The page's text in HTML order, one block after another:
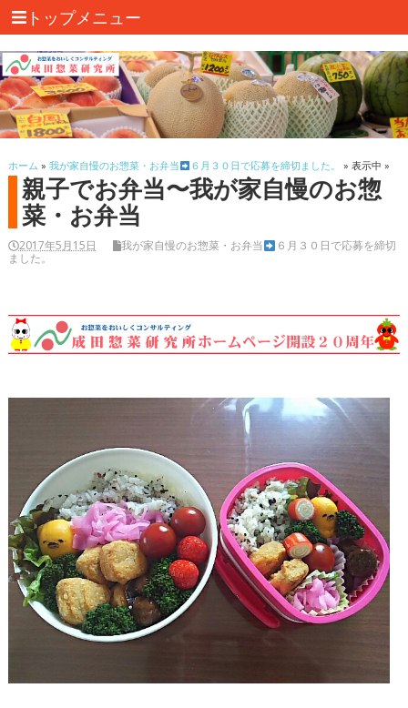
トップメニュー
ホーム » 我が家自慢のお惣菜・お弁当 ６月３０日で応募を締切ました。 » 表示中 »
親子でお弁当〜我が家自慢のお惣
菜・お弁当
2017年5月15日 我が家自慢のお惣菜・お弁当
６月３０日で応募を締切
ました。